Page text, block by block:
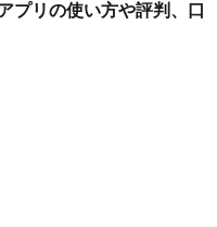
プリの使い方や評判、口